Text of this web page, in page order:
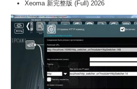
Xeoma 新完整版 (Full) 2026